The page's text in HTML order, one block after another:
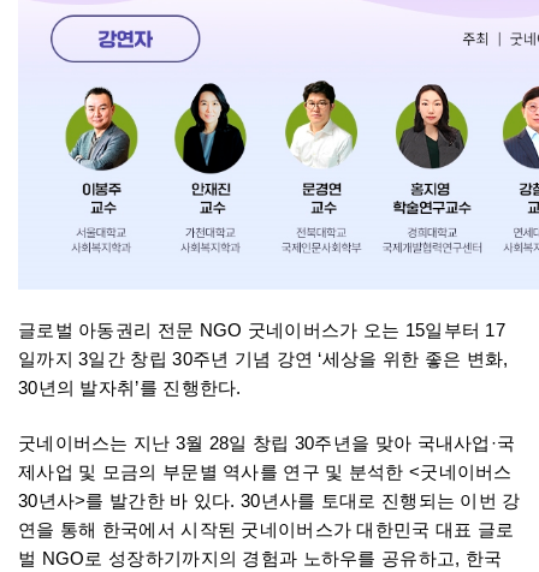
글로벌 아동권리 전문 NGO 굿네이버스가 오는 15일부터 17
일까지 3일간 창립 30주년 기념 강연 ‘세상을 위한 좋은 변화,
30년의 발자취’를 진행한다.
굿네이버스는 지난 3월 28일 창립 30주년을 맞아 국내사업·국
제사업 및 모금의 부문별 역사를 연구 및 분석한 <굿네이버스
30년사>를 발간한 바 있다. 30년사를 토대로 진행되는 이번 강
연을 통해 한국에서 시작된 굿네이버스가 대한민국 대표 글로
벌 NGO로 성장하기까지의 경험과 노하우를 공유하고, 한국